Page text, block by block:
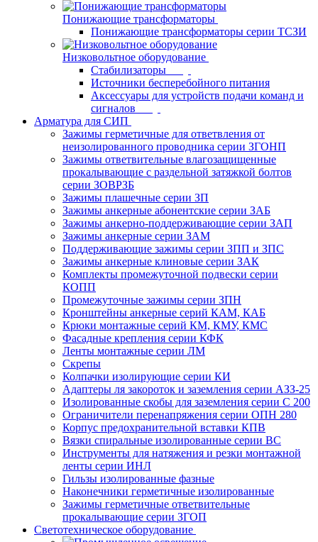
Понижающие трансформаторы
Понижающие трансформаторы серии ТСЗИ
Низковольтное оборудование
Стабилизаторы
Источники бесперебойного питания
Аксессуары для устройств подачи команд и
сигналов
Арматура для СИП
Зажимы герметичные для ответвления от
неизолированного проводника серии ЗГОНП
Зажимы ответвительные влагозащищенные
прокалывающие с раздельной затяжкой болтов
серии ЗОВРЗБ
Зажимы плашечные серии ЗП
Зажимы анкерные абонентские серии ЗАБ
Зажимы анкерно-поддерживающие серии ЗАП
Зажимы анкерные серии ЗАМ
Поддерживающие зажимы серии ЗПП и ЗПС
Зажимы анкерные клиновые серии ЗАК
Комплекты промежуточной подвески серии
КОПП
Промежуточные зажимы серии ЗПН
Кронштейны анкерные серий КАМ, КАБ
Крюки монтажные серий КМ, КМУ, КМС
Фасадные крепления серии КФК
Ленты монтажные серии ЛМ
Скрепы
Колпачки изолирующие серии КИ
Адаптеры ля закороток и заземления серии АЗЗ-25
Изолированные скобы для заземления серии С 200
Ограничители перенапряжения серии ОПН 280
Корпус предохранительной вставки КПВ
Вязки спиральные изолированные серии ВС
Инструменты для натяжения и резки монтажной
ленты серии ИНЛ
Гильзы изолированные фазные
Наконечники герметичные изолированные
Зажимы герметичные ответвительные
прокалывающие серии ЗГОП
Светотехническое оборудование